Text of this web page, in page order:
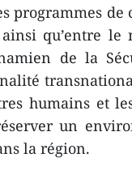
programmes
qu’entre
de la
humains et
un
la région.